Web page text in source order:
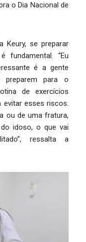
o Dia Nacional de
Keury, se preparar
fundamental. “Eu
é a gente
para o
de exercícios
evitar esses riscos.
ou de uma fratura,
idoso, o que vai
ressalta a